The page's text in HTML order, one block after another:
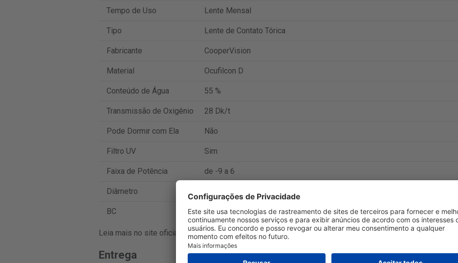
Tempo de Uso Lente Mensal
Tipo Lente de Contato Tórica
Fabricante CooperVision
Material Ocufilcon D
Conteúdo de Água 55 %
Transmissão de Oxigênio 28 Dk/t
Pode Dormir com Ela Não
Filtro UV Sim
Faixa de Potência de -9 a 6
Diâmetro 14.5
BC 8.7
Leia mais no site oficial do fabricante:https://coopervision.com/.
Entrega